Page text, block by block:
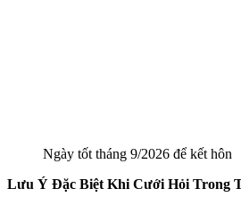
Ngày tốt tháng 9/2026 để kết hôn
Lưu Ý Đặc Biệt Khi Cưới Hỏi Trong